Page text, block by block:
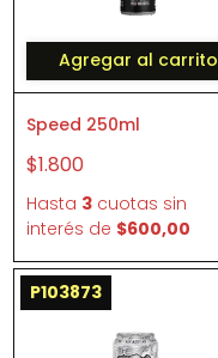
Agregar al carrito
Speed 250ml
$1.800
Hasta 3 cuotas sin
interés de $600,00
P103873